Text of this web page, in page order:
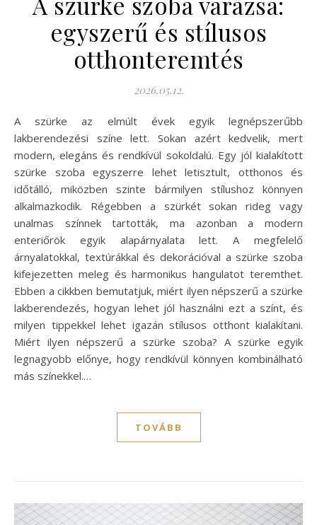
egyszerű és stílusos
otthonteremtés
2026.05.12.
A szürke az elmúlt évek egyik legnépszerűbb
lakberendezési színe lett. Sokan azért kedvelik, mert
modern, elegáns és rendkívül sokoldalú. Egy jól kialakított
szürke szoba egyszerre lehet letisztult, otthonos és
időtálló, miközben szinte bármilyen stílushoz könnyen
alkalmazkodik. Régebben a szürkét sokan rideg vagy
unalmas színnek tartották, ma azonban a modern
enteriőrök egyik alapárnyalata lett. A megfelelő
árnyalatokkal, textúrákkal és dekorációval a szürke szoba
kifejezetten meleg és harmonikus hangulatot teremthet.
Ebben a cikkben bemutatjuk, miért ilyen népszerű a szürke
lakberendezés, hogyan lehet jól használni ezt a színt, és
milyen tippekkel lehet igazán stílusos otthont kialakítani.
Miért ilyen népszerű a szürke szoba? A szürke egyik
legnagyobb előnye, hogy rendkívül könnyen kombinálható
más színekkel.…
TOVÁBB